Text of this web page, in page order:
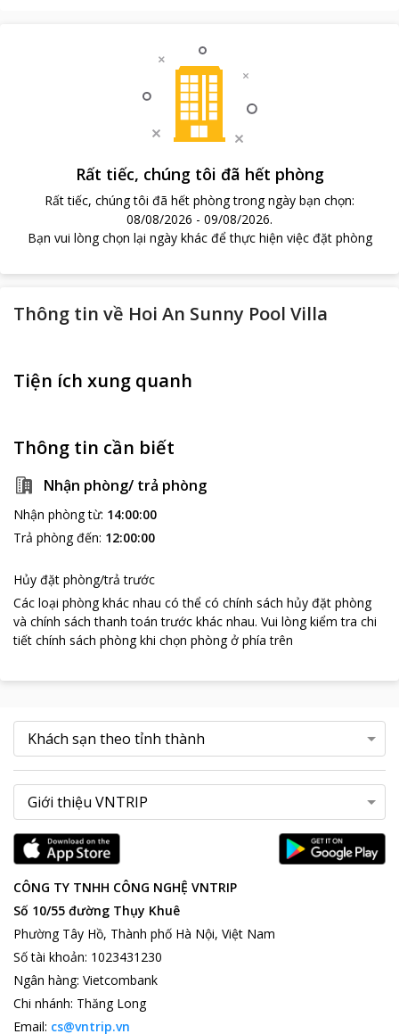
Rất tiếc, chúng tôi đã hết phòng
Rất tiếc, chúng tôi đã hết phòng trong ngày bạn chọn:
08/08/2026 - 09/08/2026.
Bạn vui lòng chọn lại ngày khác để thực hiện việc đặt phòng
Thông tin về Hoi An Sunny Pool Villa
Tiện ích xung quanh
Thông tin cần biết
Nhận phòng/ trả phòng
Nhận phòng từ: 14:00:00
Trả phòng đến: 12:00:00
Hủy đặt phòng/trả trước
Các loại phòng khác nhau có thể có chính sách hủy đặt phòng
và chính sách thanh toán trước khác nhau. Vui lòng kiểm tra chi
tiết chính sách phòng khi chọn phòng ở phía trên
CÔNG TY TNHH CÔNG NGHỆ VNTRIP
Số 10/55 đường Thụy Khuê
Phường Tây Hồ, Thành phố Hà Nội, Việt Nam
Số tài khoản: 1023431230
Ngân hàng: Vietcombank
Chi nhánh: Thăng Long
Email: cs@vntrip.vn